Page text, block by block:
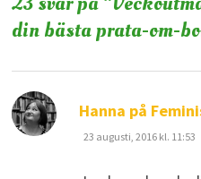
din bästa prata-om-
Hanna på
23 augusti, 2016 kl. 11:53